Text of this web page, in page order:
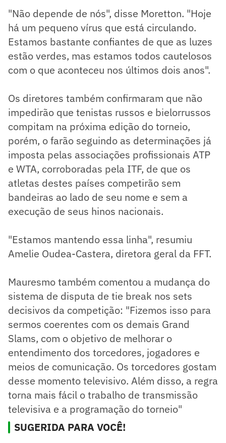
"Não depende de nós", disse Moretton. "Hoje
há um pequeno vírus que está circulando.
Estamos bastante confiantes de que as luzes
estão verdes, mas estamos todos cautelosos
com o que aconteceu nos últimos dois anos".
Os diretores também confirmaram que não
impedirão que tenistas russos e bielorrussos
compitam na próxima edição do torneio,
porém, o farão seguindo as determinações já
imposta pelas associações profissionais ATP
e WTA, corroboradas pela ITF, de que os
atletas destes países competirão sem
bandeiras ao lado de seu nome e sem a
execução de seus hinos nacionais.
"Estamos mantendo essa linha", resumiu
Amelie Oudea-Castera, diretora geral da FFT.
Mauresmo também comentou a mudança do
sistema de disputa de tie break nos sets
decisivos da competição: "Fizemos isso para
sermos coerentes com os demais Grand
Slams, com o objetivo de melhorar o
entendimento dos torcedores, jogadores e
meios de comunicação. Os torcedores gostam
desse momento televisivo. Além disso, a regra
torna mais fácil o trabalho de transmissão
televisiva e a programação do torneio"
SUGERIDA PARA VOCÊ!